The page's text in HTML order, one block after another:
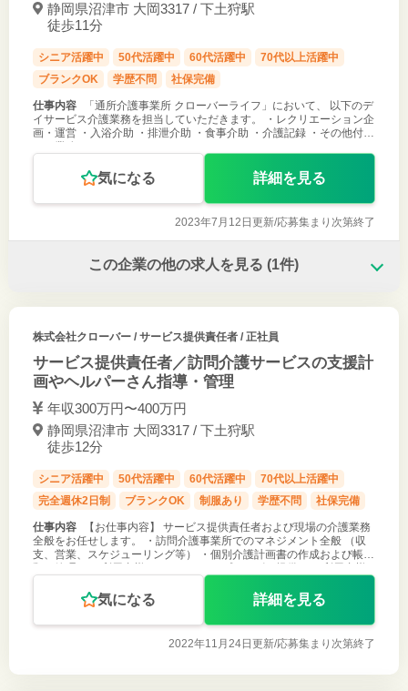
静岡県沼津市 大岡3317 / 下土狩駅
徒歩11分
シニア活躍中 50代活躍中 60代活躍中
70代以上活躍中
ブランクOK
学歴不問 社保完備
仕事内容
「通所介護事業所 クローバーライフ」において、 以下のデ
イサービス介護業務を担当していただきます。 ・レクリエーション企
画・運営 ・入浴介助 ・排泄介助 ・食事介助 ・介護記録 ・その他付随
気になる 詳細を見る
2023年7月12日更新/応募集まり次第終了
この企業の他の求人を見る (1件)
株式会社クローバー/ サービス提供責任者 / 正社員
サービス提供責任者／訪問介護サービスの支援計
画やヘルパーさん指導・管理
年収300万円〜400万円
静岡県沼津市 大岡3317 / 下土狩駅
徒歩12分
シニア活躍中 50代活躍中 60代活躍中
70代以上活躍中
完全週休2日制
ブランクOK 制服あり 学歴不問 社保完備
仕事内容
【お仕事内容】 サービス提供責任者および現場の介護業務
全般をお任せします。 ・訪問介護事業所でのマネジメント全般 （収
支、営業、スケジューリング等） ・個別介護計画書の作成および帳票
類の管理 ・ご利用者様へのホームヘルプサービス提供 ・ご利用者様
とヘルパーのサ
気になる 詳細を見る
2022年11月24日更新/応募集まり次第終了